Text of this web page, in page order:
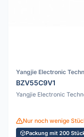
Yangjie Electronic
BZV55C9V1
Yangjie Electronic
Nur noch wenige
Packung mit 200